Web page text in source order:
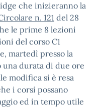
che inizieranno la
n. 121 del 28
le prime 8 lezioni
del corso C1
martedì presso la
una durata di due ore
modifica si è resa
i corsi possano
ed in tempo utile